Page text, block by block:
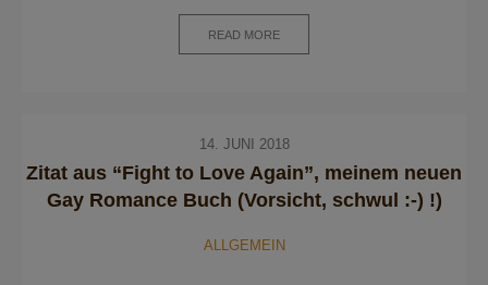
READ MORE
14. JUNI 2018
Zitat aus “Fight to Love Again”, meinem neuen
Gay Romance Buch (Vorsicht, schwul :-) !)
ALLGEMEIN